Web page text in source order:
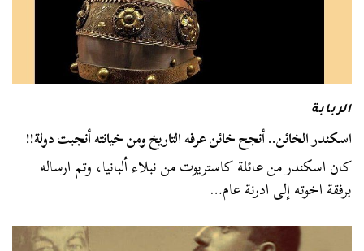
الربابة
اسكندر الخائن.. أنجح خائن عرفه التاريخ ومن خيانته أنجبت دولة!! ‏
كان اسكندر من عائلة كاستريوت من نبلاء ألبانيا، وتم ارساله
برفقة اخوته إلى ادرنة عام…